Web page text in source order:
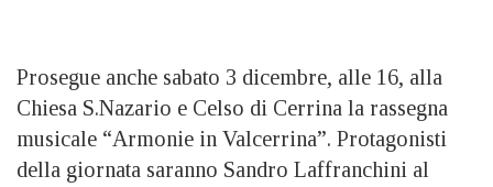
Prosegue anche sabato 3 dicembre, alle 16, alla
Chiesa S.Nazario e Celso di Cerrina la rassegna
musicale “Armonie in Valcerrina”. Protagonisti
della giornata saranno Sandro Laffranchini al